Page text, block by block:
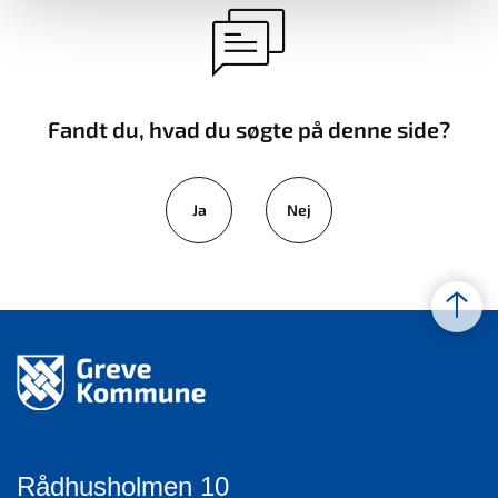
Fandt du, hvad du søgte på denne side?
Ja Nej
Rådhusholmen 10